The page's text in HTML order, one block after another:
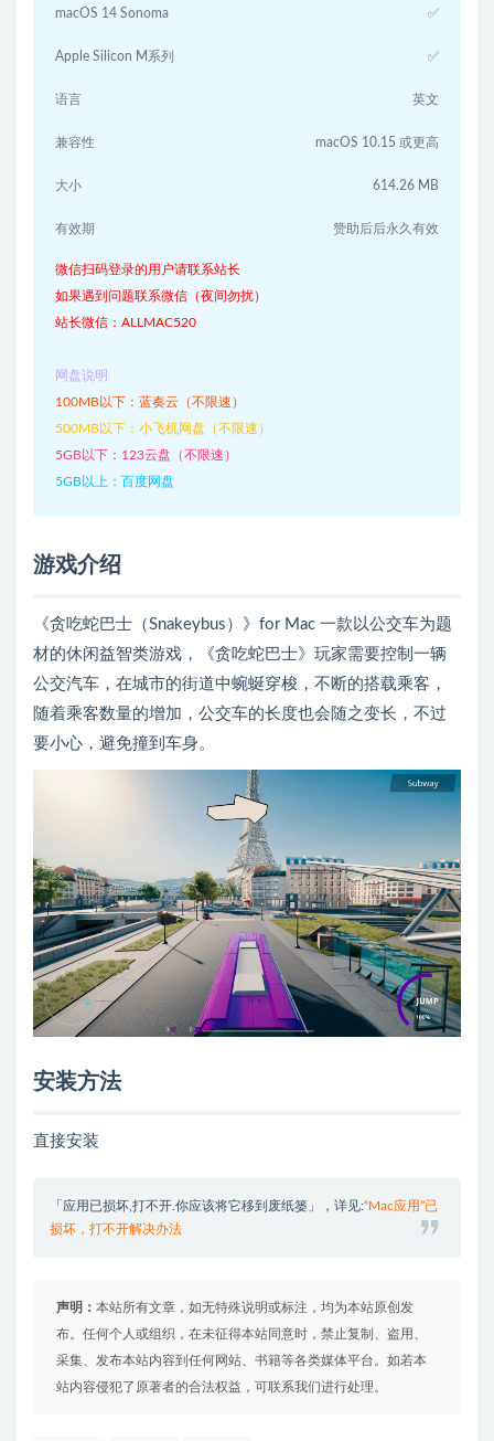
macOS 14 Sonoma ✅
Apple Silicon M系列 ✅
语言 英文
兼容性 macOS 10.15 或更高
大小 614.26 MB
有效期 赞助后后永久有效
微信扫码登录的用户请联系站长
如果遇到问题联系微信（夜间勿扰）
站长微信：ALLMAC520
网盘说明
100MB以下：蓝奏云（不限速）
500MB以下：小飞机网盘（不限速）
5GB以下：123云盘（不限速）
5GB以上：百度网盘
游戏介绍
《贪吃蛇巴士（Snakeybus）》for Mac 一款以公交车为题
材的休闲益智类游戏，《贪吃蛇巴士》玩家需要控制一辆
公交汽车，在城市的街道中蜿蜒穿梭，不断的搭载乘客，
随着乘客数量的增加，公交车的长度也会随之变长，不过
要小心，避免撞到车身。
安装方法
直接安装
「应用已损坏,打不开.你应该将它移到废纸篓」，详见:“Mac应用”已
损坏，打不开解决办法
声明： 本站所有文章，如无特殊说明或标注，均为本站原创发
布。任何个人或组织，在未征得本站同意时，禁止复制、盗用、
采集、发布本站内容到任何网站、书籍等各类媒体平台。如若本
站内容侵犯了原著者的合法权益，可联系我们进行处理。